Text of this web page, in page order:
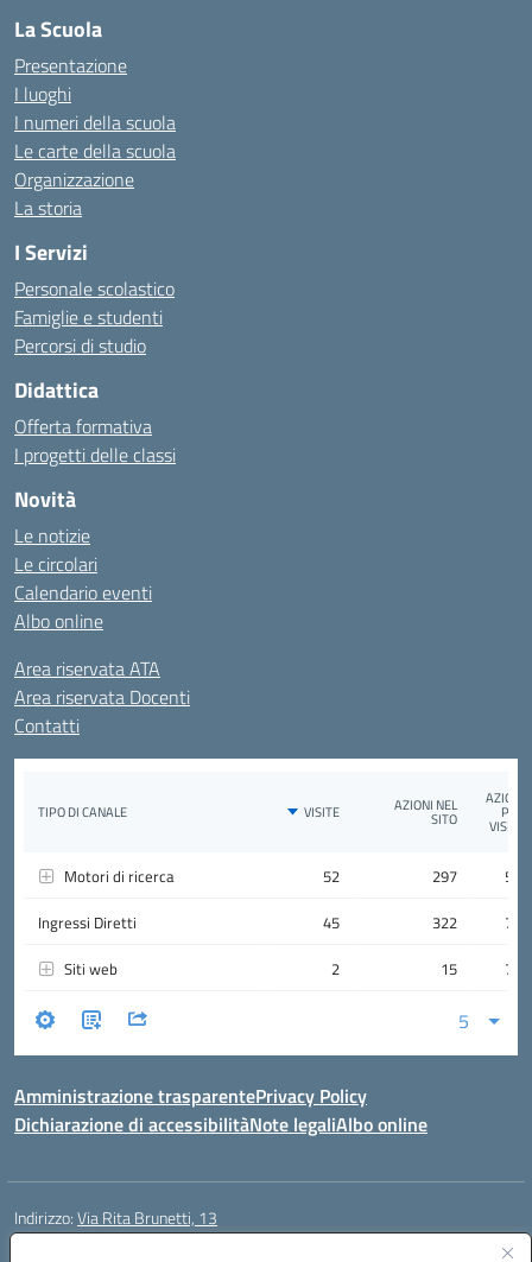
La Scuola
Presentazione
I luoghi
I numeri della scuola
Le carte della scuola
Organizzazione
La storia
I Servizi
Personale scolastico
Famiglie e studenti
Percorsi di studio
Didattica
Offerta formativa
I progetti delle classi
Novità
Le notizie
Le circolari
Calendario eventi
Albo online
Area riservata ATA
Area riservata Docenti
Contatti
Amministrazione trasparentePrivacy Policy
Dichiarazione di accessibilitàNote legaliAlbo online
Indirizzo:Via Rita Brunetti, 13
Centralino: